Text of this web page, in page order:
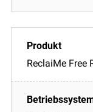
ReclaiMe Free